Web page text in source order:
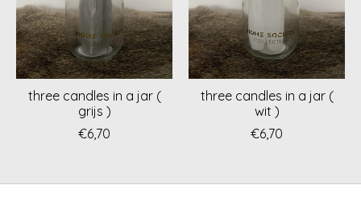
three candles in a jar (
grijs )
€6,70
three candles in a jar (
wit )
€6,70